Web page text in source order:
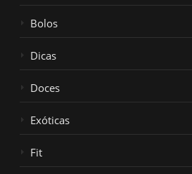
Bolos
Dicas
Doces
Exóticas
Fit